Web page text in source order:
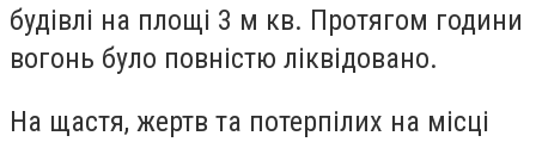
будівлі на площі 3 м кв. Протягом години
вогонь було повністю ліквідовано.
На щастя, жертв та потерпілих на місці